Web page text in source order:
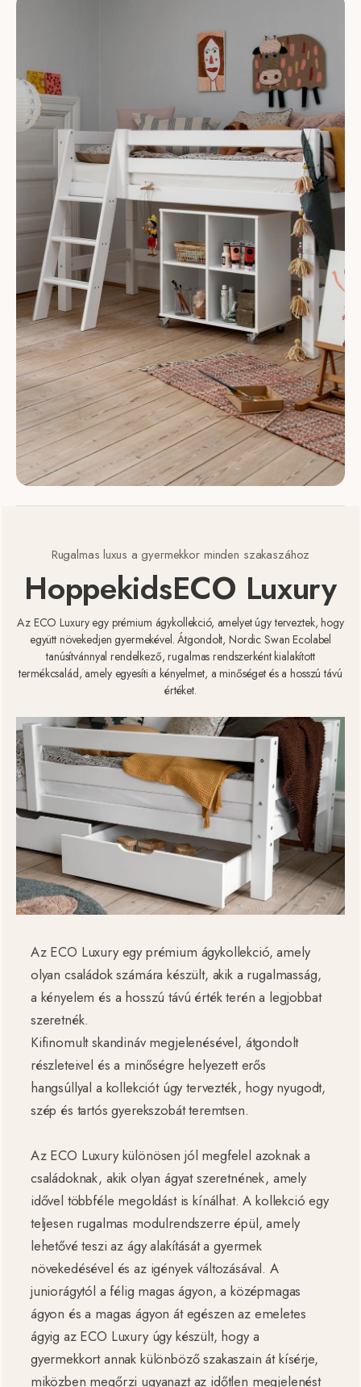
Rugalmas luxus a gyermekkor minden szakaszához
HoppekidsECO Luxury
Az ECO Luxury egy prémium ágykollekció, amelyet úgy terveztek, hogy
együtt növekedjen gyermekével. Átgondolt, Nordic Swan Ecolabel
tanúsítvánnyal rendelkező, rugalmas rendszerként kialakított
termékcsalád, amely egyesíti a kényelmet, a minőséget és a hosszú távú
értéket.
Az ECO Luxury egy prémium ágykollekció, amely
olyan családok számára készült, akik a rugalmasság,
a kényelem és a hosszú távú érték terén a legjobbat
szeretnék.
Kifinomult skandináv megjelenésével, átgondolt
részleteivel és a minőségre helyezett erős
hangsúllyal a kollekciót úgy tervezték, hogy nyugodt,
szép és tartós gyerekszobát teremtsen.
Az ECO Luxury különösen jól megfelel azoknak a
családoknak, akik olyan ágyat szeretnének, amely
idővel többféle megoldást is kínálhat. A kollekció egy
teljesen rugalmas modulrendszerre épül, amely
lehetővé teszi az ágy alakítását a gyermek
növekedésével és az igények változásával. A
juniorágytól a félig magas ágyon, a középmagas
ágyon és a magas ágyon át egészen az emeletes
ágyig az ECO Luxury úgy készült, hogy a
gyermekkort annak különböző szakaszain át kísérje,
miközben megőrzi ugyanazt az időtlen megjelenést